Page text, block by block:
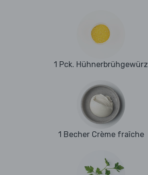
1 Pck. Hühnerbrühgewürz
1 Becher Crème fraîche